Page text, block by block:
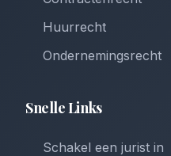
Huurrecht
Ondernemingsrecht
Snelle Links
Schakel een jurist in